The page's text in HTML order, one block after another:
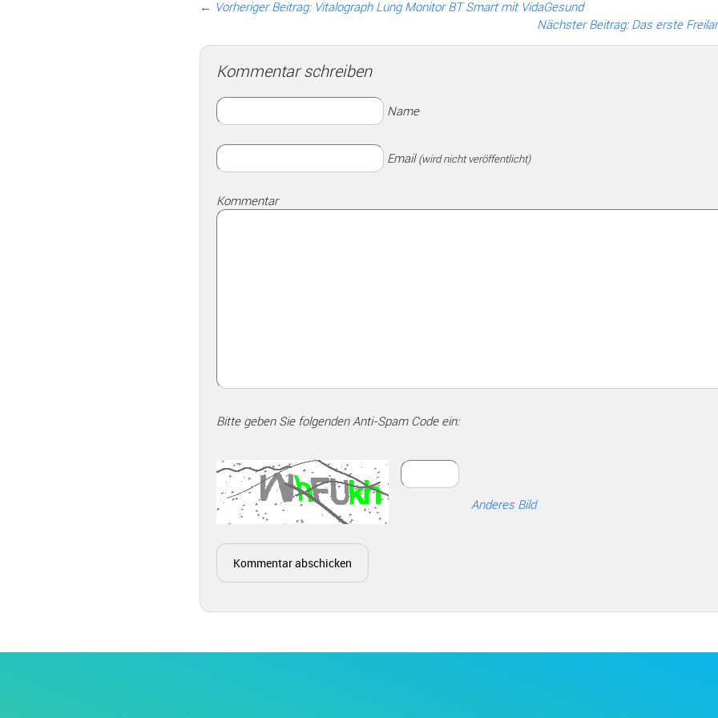
← Vorheriger Beitrag: Vitalograph Lung Monitor BT Smart mit VidaGesund
Nächster Beitrag: Das erste
Kommentar schreiben
Name
Email(wird nicht veröffentlicht)
Kommentar
Bitte geben Sie folgenden Anti-Spam Code ein:
Anderes Bild